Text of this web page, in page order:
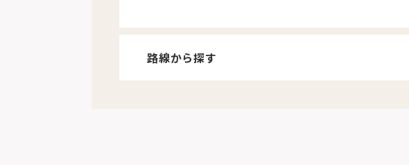
路線から探す
路線から探す